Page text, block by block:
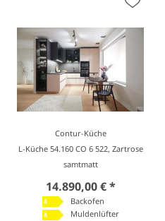
Contur-Küche
L-Küche 54.160 CO 6 522, Zartrose
samtmatt
14.890,00 € *
Backofen
Muldenlüfter